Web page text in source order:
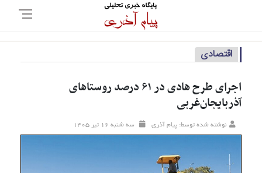
اقتصادی
اجرای طرح هادی در ۶۱ درصد روستاهای
آذربایجان‌غربی
نوشته شده توسط: پیام آذری سه شنبه ۱۶ تير ۱۴۰۵